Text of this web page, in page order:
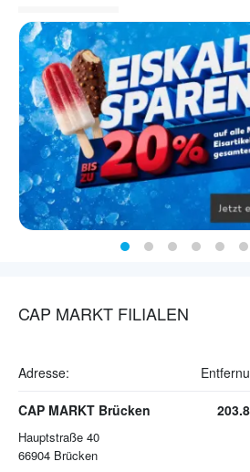
CAP MARKT FILIALEN
Adresse:
CAP MARKT Brücken
Hauptstraße 40
66904 Brücken